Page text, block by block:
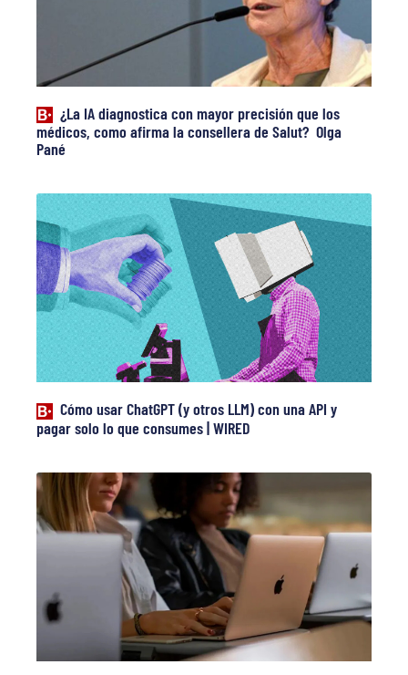
¿La IA diagnostica con mayor precisión que los
médicos, como afirma la consellera de Salut? Olga
Pané
Cómo usar ChatGPT (y otros LLM) con una API y
pagar solo lo que consumes | WIRED